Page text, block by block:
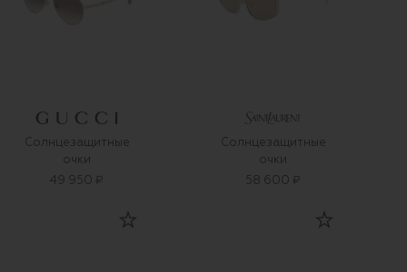
Солнцезащитные
очки
49 950 ₽
Солнцезащитные
очки
58 600 ₽